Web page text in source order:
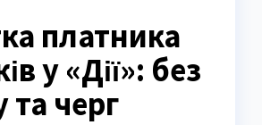
платника
у «Дії»: без
та черг